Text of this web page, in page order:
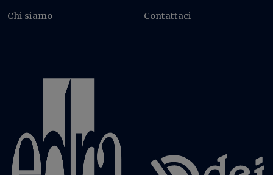
Chi siamo Contattaci